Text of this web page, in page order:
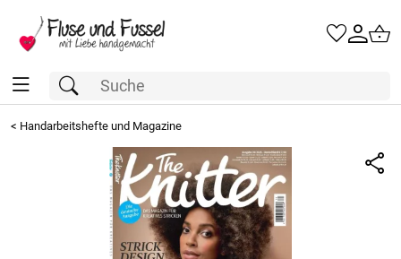
< Handarbeitshefte und Magazine